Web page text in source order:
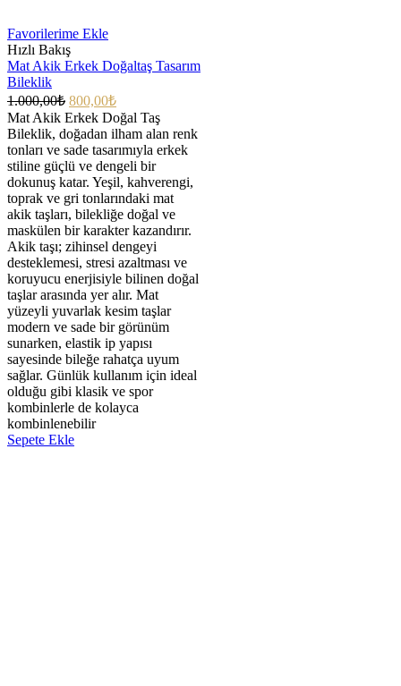
Favorilerime Ekle
Hızlı Bakış
Mat Akik Erkek Doğaltaş Tasarım
Bileklik
1.000,00₺ 800,00₺
Mat Akik Erkek Doğal Taş
Bileklik, doğadan ilham alan renk
tonları ve sade tasarımıyla erkek
stiline güçlü ve dengeli bir
dokunuş katar. Yeşil, kahverengi,
toprak ve gri tonlarındaki mat
akik taşları, bilekliğe doğal ve
maskülen bir karakter kazandırır.
Akik taşı; zihinsel dengeyi
desteklemesi, stresi azaltması ve
koruyucu enerjisiyle bilinen doğal
taşlar arasında yer alır. Mat
yüzeyli yuvarlak kesim taşlar
modern ve sade bir görünüm
sunarken, elastik ip yapısı
sayesinde bileğe rahatça uyum
sağlar. Günlük kullanım için ideal
olduğu gibi klasik ve spor
kombinlerle de kolayca
kombinlenebilir
Sepete Ekle